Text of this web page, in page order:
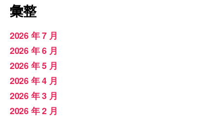
彙整
2026 年 7 月
2026 年 6 月
2026 年 5 月
2026 年 4 月
2026 年 3 月
2026 年 2 月